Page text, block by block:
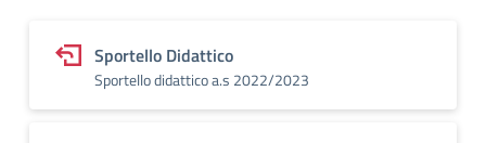
Sportello Didattico
Sportello didattico a.s 2022/2023